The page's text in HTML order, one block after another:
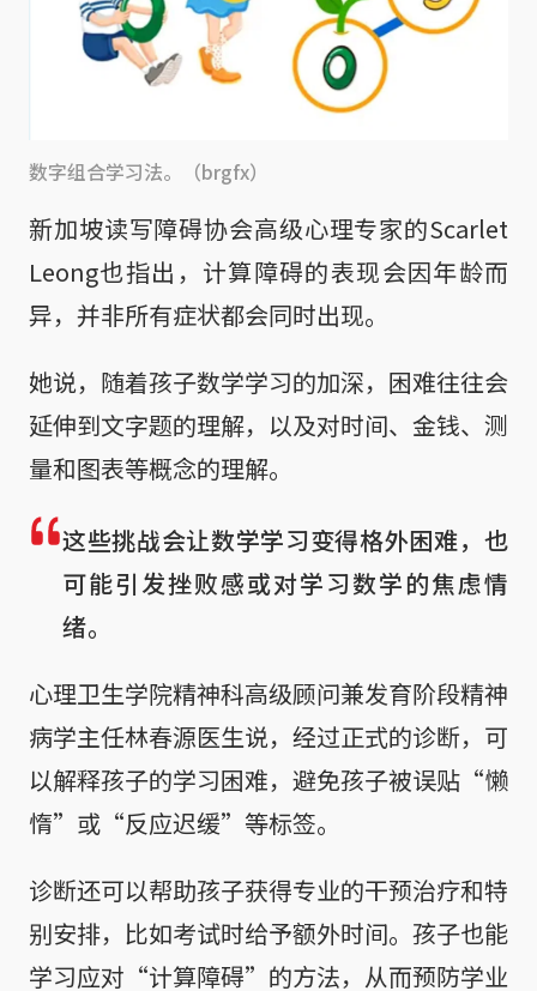
数字组合学习法。（brgfx）
新加坡读写障碍协会高级心理专家的Scarlet
Leong也指出，计算障碍的表现会因年龄而
异，并非所有症状都会同时出现。
她说，随着孩子数学学习的加深，困难往往会
延伸到文字题的理解，以及对时间、金钱、测
量和图表等概念的理解。
这些挑战会让数学学习变得格外困难，也
可能引发挫败感或对学习数学的焦虑情
绪。
心理卫生学院精神科高级顾问兼发育阶段精神
病学主任林春源医生说，经过正式的诊断，可
以解释孩子的学习困难，避免孩子被误贴“懒
惰”或“反应迟缓”等标签。
诊断还可以帮助孩子获得专业的干预治疗和特
别安排，比如考试时给予额外时间。孩子也能
学习应对“计算障碍”的方法，从而预防学业